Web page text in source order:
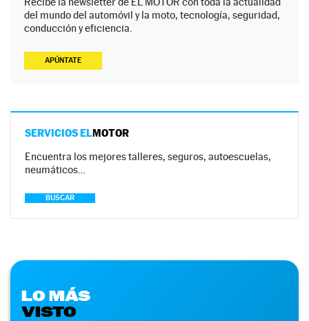
del mundo del automóvil y la moto, tecnología, seguridad,
conducción y eficiencia.
APÚNTATE
SERVICIOS ELMOTOR
Encuentra los mejores talleres, seguros, autoescuelas,
neumáticos…
BUSCAR
LO MÁS
VISTO